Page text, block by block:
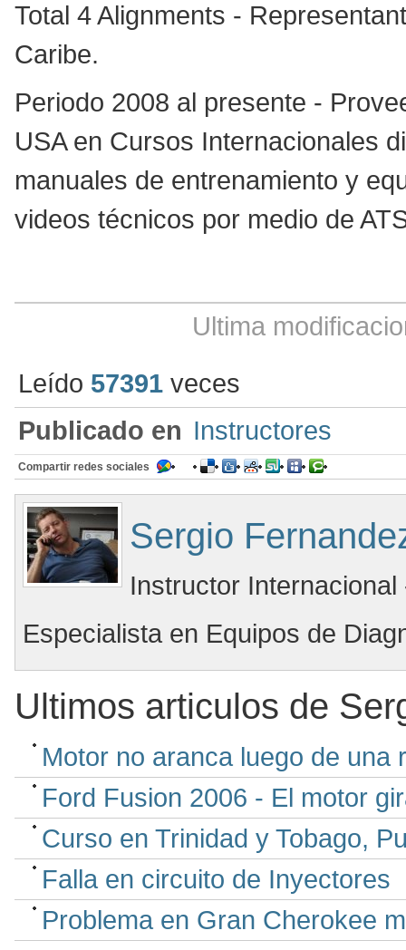
Total 4 Alignments -
Caribe.
Periodo 2008 al presente -
USA en Cursos Internacionales
manuales de entrenamiento y
videos técnicos por medio de
Ultima
Leído 57391veces
Publicado en Instructores
Compartir redes sociales
Sergio
Instructor
Especialista en Equipos de
Ultimos articulos de
Motor no aranca luego de una
Ford Fusion 2006 - El motor
Curso en Trinidad y Tobago,
Falla en circuito de Inyectores
Problema en Gran Cherokee